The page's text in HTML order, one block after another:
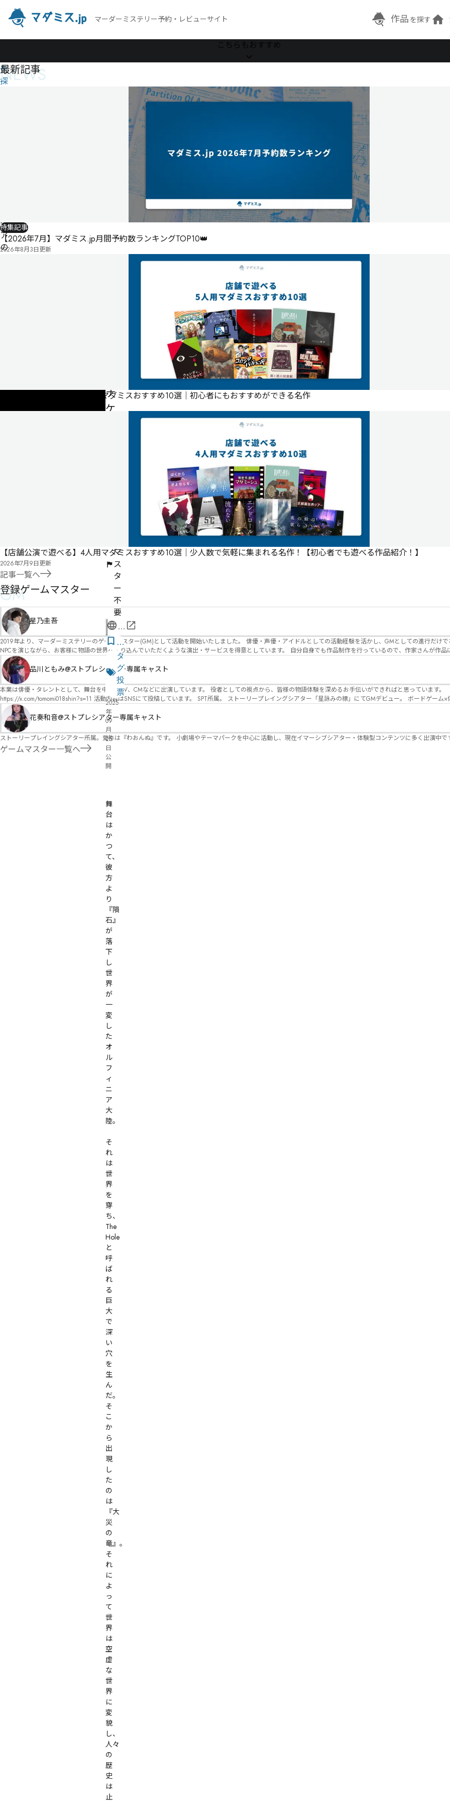
マーダーミステリー予約・レビューサイト 作品 を探す
を
探
ケ
ア
の
ナ
ケ
マ
ス
タ
ー
不
要
公
式
ペ
ー
ジ
気
に
な
る
リ
ス
ト
タ
グ
投
票
2025
年
09
月
25
日
公
開
舞
台
は
か
つ
て、
彼
方
よ
り
『隕
石』
が
落
下
し
世
界
が
一
変
し
た
オ
ル
フ
ィ
ニ
ア
大
陸。
そ
れ
は
世
界
を
穿
ち、
The
Hole
と
呼
ば
れ
る
巨
大
で
深
い
穴
を
生
ん
だ。
そ
こ
か
ら
出
現
し
た
の
は
『大
災
の
竜』。
そ
れ
に
よ
っ
て
世
界
は
空
虚
な
世
界
に
変
貌
し、
人々
の
歴
史
は
止
こちらもおすすめ
NEWS
最新記事
特集記事
【2026年7月】マダミス.jp月間予約数ランキングTOP10👑
2026年8月3日更新
【店舗公演で遊べる】5人用マダミスおすすめ10選｜初心者にもおすすめができる名作
【店舗公演で遊べる】4人用マダミスおすすめ10選｜少人数で気軽に集まれる名作！【初心者でも遊べる作品紹介！】
2026年7月9日更新
記事一覧へ
GM
登録ゲームマスター
星乃圭吾
2019年より、マーダーミステリーのゲームマスター(GM)として活動を開始いたしました。 俳優・声優・アイドルとしての活動経験を活かし、GMとしての進行だけでなく、作品内の
NPCを演じながら、お客様に物語の世界へ入り込んでいただくような演出・サービスを得意としています。 自分自身でも作品制作を行っているので、作家さんが作品に込めた想いや意
図を大切にしながら、その作品の魅力をお客様に届けられるような公演を心がけています。 参加してくださる皆様がどんなエンディングを迎えるのか、どんな物語が生まれるのかを想
像しながら、公演を進めていく時間が本当に大好きです！ 対応可能作品は、オフライン（対面）作品のみとなります。 得意分野をひとつ挙げるなら恋愛もの（恋愛要素を含むシナリ
オ）ですが、ファンタジー、デスゲーム、青春ものなど、ジャンルを問わず幅広く対応可能です！お任せください！ 《所属団体・店舗》 ★ Lanbelysma -ランビリズマ- (代表・制作・
GM) ★ ストーリープレイングシアター (GM) ★ フィネガンズ ウェイク (GM)
品川ともみ@ストプレシアター専属キャスト
本業は俳優・タレントとして、舞台を中心にTV、CMなどに出演しています。 役者としての視点から、皆様の物語体験を深めるお手伝いができればと思っています。
https://x.com/tomomi018shin?s=11 活動内容はSNSにて投稿しています。 SPT所属。 ストーリープレイングシアター「星詠みの標」にてGMデビュー。 ボードゲーム×体感型演劇 イマ
ーシブカフェ「コアクト」(不定期開催)出演中。
花奏和音@ストプレシアター専属キャスト
ストーリープレイングシアター所属。愛称は『わおんぬ』です。 小劇場やテーマパークを中心に活動し、現在イマーシブシアター・体験型コンテンツに多く出演中で
ゲームマスター一覧へ